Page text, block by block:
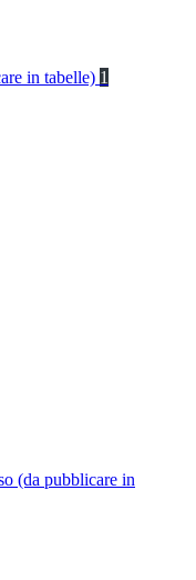
in tabelle) 1
(da pubblicare in